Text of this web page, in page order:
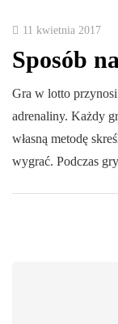
11 kwietnia 2017
Sposób
Gra w lotto
adrenaliny. Każdy
własną metodę
wygrać. Podczas